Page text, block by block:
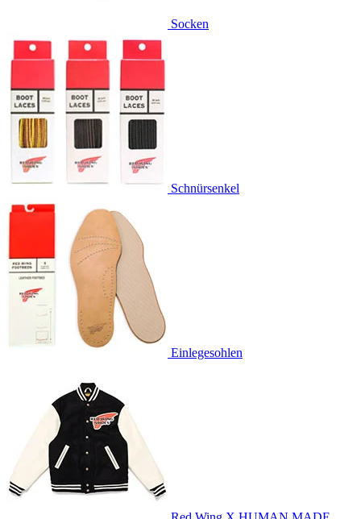
Socken
Schnürsenkel
Einlegesohlen